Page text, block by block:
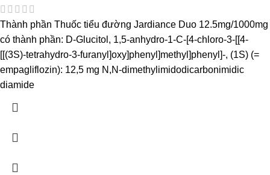
Thành phần Thuốc tiểu đường Jardiance Duo 12.5mg/1000mg
có thành phần: D-Glucitol, 1,5-anhydro-1-C-[4-chloro-3-[[4-
[[(3S)-tetrahydro-3-furanyl]oxy]phenyl]methyl]phenyl]-, (1S) (=
empagliflozin): 12,5 mg N,N-dimethylimidodicarbonimidic
diamide